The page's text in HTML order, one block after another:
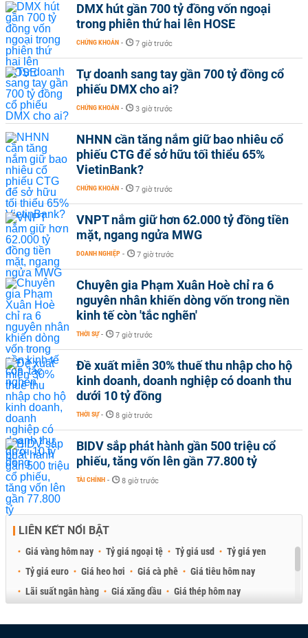
DMX hút gần 700 tỷ đồng vốn ngoại
trong phiên thứ hai lên HOSE
CHỨNG KHOÁN - 7 giờ trước
Tự doanh sang tay gần 700 tỷ đồng cổ
phiếu DMX cho ai?
CHỨNG KHOÁN - 3 giờ trước
NHNN cần tăng nắm giữ bao nhiêu cổ
phiếu CTG để sở hữu tối thiểu 65%
VietinBank?
CHỨNG KHOÁN - 7 giờ trước
VNPT nắm giữ hơn 62.000 tỷ đồng tiền
mặt, ngang ngửa MWG
DOANH NGHIỆP - 7 giờ trước
Chuyên gia Phạm Xuân Hoè chỉ ra 6
nguyên nhân khiến dòng vốn trong nền
kinh tế còn 'tắc nghẽn'
THỜI SỰ - 7 giờ trước
Đề xuất miễn 30% thuế thu nhập cho hộ
kinh doanh, doanh nghiệp có doanh thu
dưới 10 tỷ đồng
THỜI SỰ - 8 giờ trước
BIDV sắp phát hành gần 500 triệu cổ
phiếu, tăng vốn lên gần 77.800 tỷ
TÀI CHÍNH - 8 giờ trước
LIÊN KẾT NỔI BẬT
Giá vàng hôm nay Tỷ giá ngoại tệ Tỷ giá usd
Tỷ giá yen
Tỷ giá euro
Giá heo hơi Giá cà phê
Giá tiêu hôm nay
Lãi suất ngân hàng
Giá xăng dầu
Giá thép hôm nay